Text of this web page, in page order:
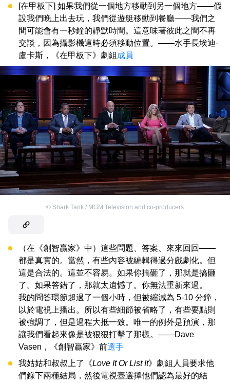
[在甲板下] 如果我們從一個地方移動到另一個地方——假
設我們晚上出去玩，我們從遊艇移動到餐廳——我們之
間可能會有一秒鐘的靜默時間。這意味著彼此之間不再
交談，因為攝影機這時必須移動位置。——水手長埃迪·
盧卡斯，《在甲板下》劇組 成員
© Shark Tank / MGM Television and co-producers
（在《創智贏家》中）這些問題、答案、來來回回——
都是真實的。當然，有些內容被編輯得過分戲劇化。但
這是合法的。這並不容易。如果你搞砸了，那就是搞砸
了。如果答錯了，那就太遺憾了。你無法重新來過。
我的問答環節超過了一個小時，但被縮減為 5-10 分鐘，
以於電視上播出。所以有些細節被省略了，有些要點則
被強調了，但是過程大抵一致。唯一的例外是預演，那
讓我們看起來像是被狠狠打擊了那樣。——Dave
Vasen，《創智贏家》前選手
我姑姑和叔叔上了《Love It Or List It》劇組人員要求他
們錄下兩種結局，然後電視臺選擇他們認為最好的結